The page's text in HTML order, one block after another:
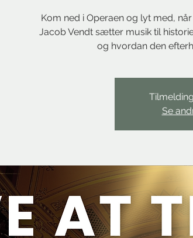
Kom ned i Operaen og lyt med,
Jacob Vendt sætter musik til
og hvordan den
Se